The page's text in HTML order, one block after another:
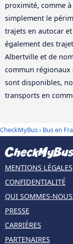
proximité, comme à
simplement le
trajets en autocar
également des
Albertville et de
commun régionaux
sont disponibles,
transports en
CheckMyBus› Bus en
MENTIONS LÉGALES
CONFIDENTIALITÉ
QUI SOMMES-
PRESSE
CARRIÈRES
PARTENAIRES